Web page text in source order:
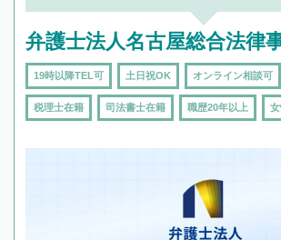
弁護士法人名古屋総合法律
19時以降TEL可 土日祝OK オンライン相談可
税理士在籍 司法書士在籍 職歴20年以上